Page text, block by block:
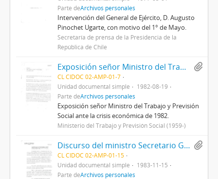
Parte deArchivos personales
Intervención del General de Ejército, D. Augusto
Pinochet Ugarte, con motivo del 1° de Mayo.
Secretaría de prensa de la Presidencia de la
República de Chile
Exposición señor Ministro del Trabajo y Previsión Social ante la crisis económica de 1982.
CL CIDOC 02-AMP-01-7
Unidad documental simple
1982-08-19
Parte deArchivos personales
Exposición señor Ministro del Trabajo y Previsión
Social ante la crisis económica de 1982.
Ministerio del Trabajo y Previsión Social (1959-)
Discurso del ministro Secretario General de Gobierno don Alfonso Márquez de la Plata Yrarrázaval, en la entrega de condecoraciones “Servicios Distinguidos”.
CL CIDOC 02-AMP-01-15
Unidad documental simple
1983-11-15
Parte deArchivos personales